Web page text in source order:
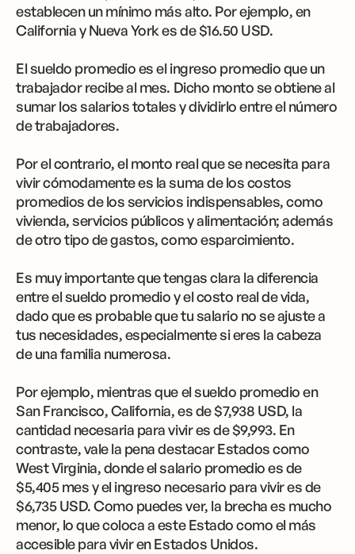
establecen un mínimo más alto. Por ejemplo, en
California y Nueva York es de $16.50 USD.
El sueldo promedio es el ingreso promedio que un
trabajador recibe al mes. Dicho monto se obtiene al
sumar los salarios totales y dividirlo entre el número
de trabajadores.
Por el contrario, el monto real que se necesita para
vivir cómodamente es la suma de los costos
promedios de los servicios indispensables, como
vivienda, servicios públicos y alimentación; además
de otro tipo de gastos, como esparcimiento.
Es muy importante que tengas clara la diferencia
entre el sueldo promedio y el costo real de vida,
dado que es probable que tu salario no se ajuste a
tus necesidades, especialmente si eres la cabeza
de una familia numerosa.
Por ejemplo, mientras que el sueldo promedio en
San Francisco, California, es de $7,938 USD, la
cantidad necesaria para vivir es de $9,993. En
contraste, vale la pena destacar Estados como
West Virginia, donde el salario promedio es de
$5,405 mes y el ingreso necesario para vivir es de
$6,735 USD. Como puedes ver, la brecha es mucho
menor, lo que coloca a este Estado como el más
accesible para vivir en Estados Unidos.